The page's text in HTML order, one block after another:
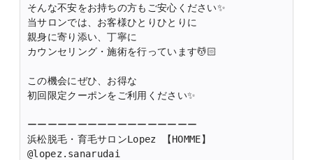
そんな不安をお持ちの方もご安心ください✨
当サロンでは、お客様ひとりひとりに
親身に寄り添い、丁寧に
カウンセリング・施術を行っています💆🏻
この機会にぜひ、お得な
初回限定クーポンをご利用ください✨
ーーーーーーーーーーーーーーーーー
浜松脱毛・育毛サロンLopez 【HOMME】
@lopez.sanarudai